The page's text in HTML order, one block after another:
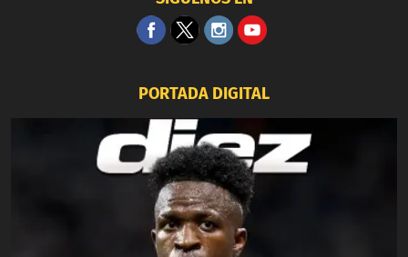
PORTADA DIGITAL